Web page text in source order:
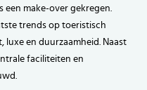
een make-over gekregen.
trends op toeristisch
luxe en duurzaamheid. Naast
faciliteiten en